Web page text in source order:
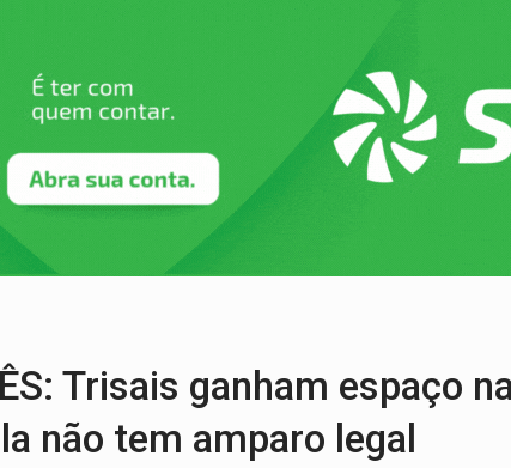
Porto Velho tem chances de chuvas isoladas nesta sexta-
UNIDOS:Assembleia Geral delibera greve da educação
SELETIVO: Rondoniaovivo abre oficina de Comunicação
MPRO lança de portal e promove reflexão sobre
Refis 2026 segue até o fim do ano para
Trisais ganham espaço
não tem amparo legal